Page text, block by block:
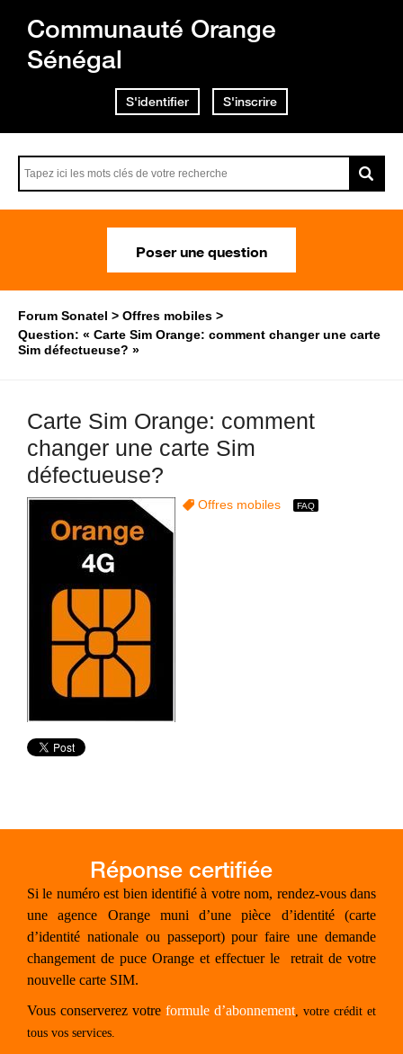
Communauté Orange
Sénégal
S'identifier S'inscrire
Poser une question
Forum Sonatel
Offres mobiles
Question: « Carte Sim Orange: comment changer une carte
Sim défectueuse? »
Carte Sim Orange: comment
changer une carte Sim
défectueuse?
Offres mobiles
Si le numéro est bien identifié à votre nom, rendez-vous dans
une agence Orange muni d’une pièce d’identité (carte
d’identité nationale ou passeport) pour faire une demande
changement de puce Orange et effectuer le
retrait de votre
nouvelle carte SIM.
Vous conserverez votre formule d’abonnement, votre crédit et
tous vos services.